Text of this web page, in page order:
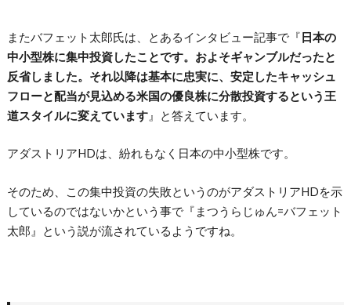
またバフェット太郎氏は、とあるインタビュー記事で『日本の
中小型株に集中投資したことです。およそギャンブルだったと
反省しました。それ以降は基本に忠実に、安定したキャッシュ
フローと配当が見込める米国の優良株に分散投資するという王
道スタイルに変えています』と答えています。
アダストリアHDは、紛れもなく日本の中小型株です。
そのため、この集中投資の失敗というのがアダストリアHDを示
しているのではないかという事で『まつうらじゅん=バフェット
太郎』という説が流されているようですね。